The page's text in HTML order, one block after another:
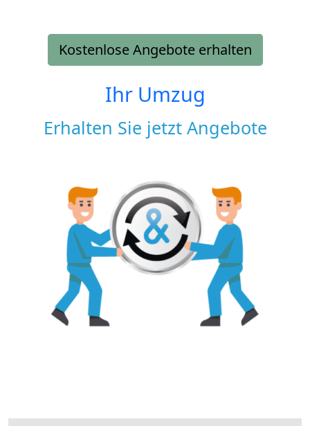
Kostenlose Angebote erhalten
Ihr Umzug
Erhalten Sie jetzt Angebote